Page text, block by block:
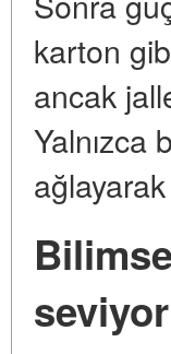
karton
ancak
Yalnızca
seviyor